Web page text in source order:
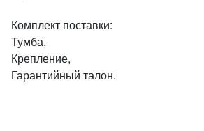
Комплект поставки:
Тумба,
Крепление,
Гарантийный талон.